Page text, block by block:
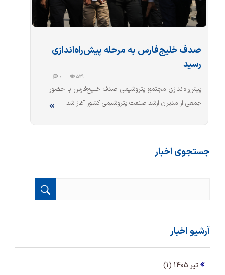
صدف خلیج‌فارس به مرحله پیش‌راه‌اندازی
رسید
559
0
پیش‌راه‌اندازی مجتمع پتروشیمی صدف خلیج‌فارس با حضور
جمعی از مدیران ارشد صنعت پتروشیمی کشور آغاز شد
جستجوی اخبار
آرشیو اخبار
تیر 1405 (1)